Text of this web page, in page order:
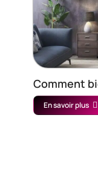
Comment
En savoir plus